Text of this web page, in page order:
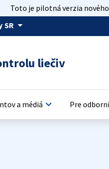
Toto je pilotná verzia
SR arrow_drop_down
liečiv
a médiá keyboard_arrow_down Pre